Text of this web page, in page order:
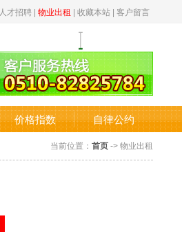
人才招聘 | 物业出租 | 收藏本站 | 客户留言
价格指数 自律公约
当前位置： 首页-> 物业出租